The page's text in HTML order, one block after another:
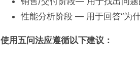
性能分析阶段 — 用于回答“为
使用五问法应遵循以下建议：